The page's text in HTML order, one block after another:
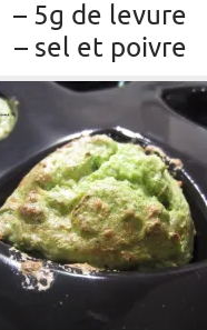
– 5g de levure
– sel et poivre